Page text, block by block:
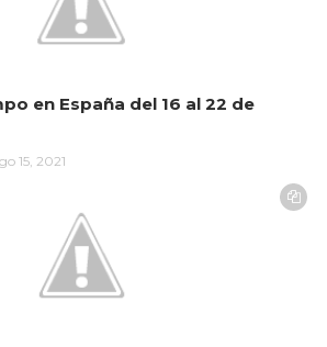
en España del 16 al 22 de
15, 2021